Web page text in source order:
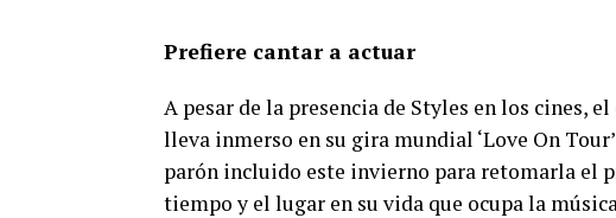
Prefiere cantar a actuar
A pesar de la presencia de Styles en los cines,
lleva inmerso en su gira mundial ‘Love On
parón incluido este invierno para retomarla el
tiempo y el lugar en su vida que ocupa la